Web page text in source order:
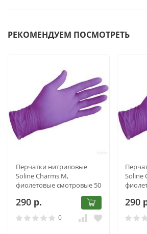
РЕКОМЕНДУЕМ ПОСМОТРЕТЬ
Перчатки нитриловые
Soline Charms M,
фиолетовые смотровые 50
290 р.
0
Soline
290